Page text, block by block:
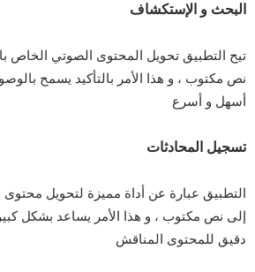
البحث و الإستكشاف
تيح التطبيق تحويل المحتوى الصوتي الخاص
نص مكتوب ، و هذا الأمر بالتأكيد يسمح
أسهل و أسرع
تسجيل المحادثات
التطبيق عبارة عن أداة مميزة لتحويل محتوى
إلى نص مكتوب ، و هذا الأمر يساعد بشكل
دقيق للمحتوى المناقش